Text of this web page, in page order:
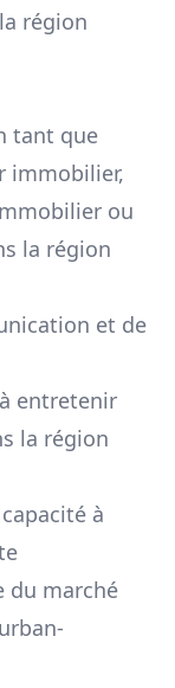
région
tant que
immobilier,
ou
la région
et de
entretenir
la région
à
du marché